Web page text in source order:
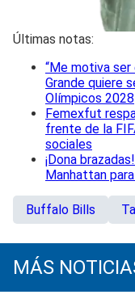
Últimas notas:
“Me motiva ser
Grande quiere
Olímpicos 2028
Femexfut
frente de la
sociales
¡Dona
Manhattan
Buffalo Bills
MÁS